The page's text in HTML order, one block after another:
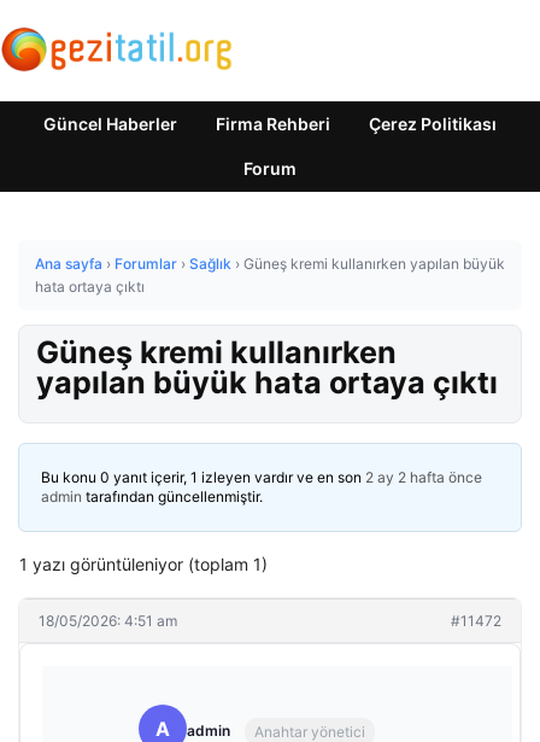
Güncel Haberler Firma Rehberi Çerez Politikası
Forum
Ana sayfa › Forumlar › Sağlık › Güneş kremi kullanırken yapılan büyük
hata ortaya çıktı
Güneş kremi kullanırken
yapılan büyük hata ortaya çıktı
Bu konu 0 yanıt içerir, 1 izleyen vardır ve en son 2 ay 2 hafta önce
admin tarafından güncellenmiştir.
1 yazı görüntüleniyor (toplam 1)
18/05/2026: 4:51 am #11472
A admin Anahtar yönetici